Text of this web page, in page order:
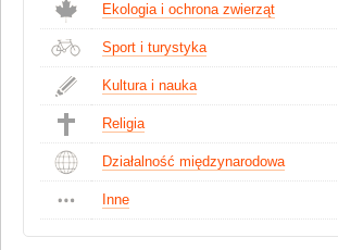
Ekologia i ochrona zwierząt
Sport i turystyka
Kultura i nauka
Religia
Działalność międzynarodowa
Inne